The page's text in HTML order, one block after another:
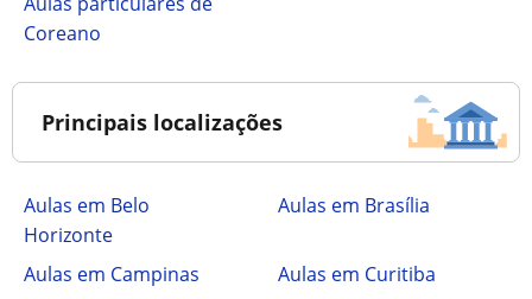
Coreano
Principais localizações
Aulas em Belo
Horizonte
Aulas em Brasília
Aulas em Campinas
Aulas em Curitiba